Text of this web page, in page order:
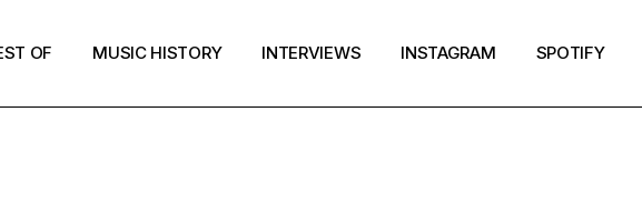
OF MUSIC HISTORY INTERVIEWS INSTAGRAM SPOTIFY